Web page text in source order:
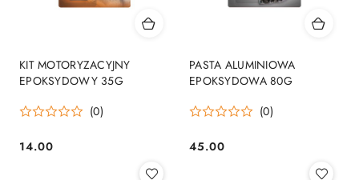
KIT MOTORYZACYJNY
EPOKSYDOWY 35G
(0)
Cena:
14.00
PASTA ALUMINIOWA
EPOKSYDOWA 80G
(0)
Cena:
45.00